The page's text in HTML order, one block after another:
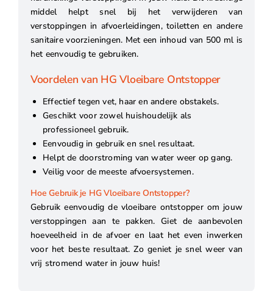
middel helpt snel bij het verwijderen van
verstoppingen in afvoerleidingen, toiletten en andere
sanitaire voorzieningen. Met een inhoud van 500 ml is
het eenvoudig te gebruiken.
Voordelen van HG Vloeibare Ontstopper
Effectief tegen vet, haar en andere obstakels.
Geschikt voor zowel huishoudelijk als
professioneel gebruik.
Eenvoudig in gebruik en snel resultaat.
Helpt de doorstroming van water weer op gang.
Veilig voor de meeste afvoersystemen.
Hoe Gebruik je HG Vloeibare Ontstopper?
Gebruik eenvoudig de vloeibare ontstopper om jouw
verstoppingen aan te pakken. Giet de aanbevolen
hoeveelheid in de afvoer en laat het even inwerken
voor het beste resultaat. Zo geniet je snel weer van
vrij stromend water in jouw huis!